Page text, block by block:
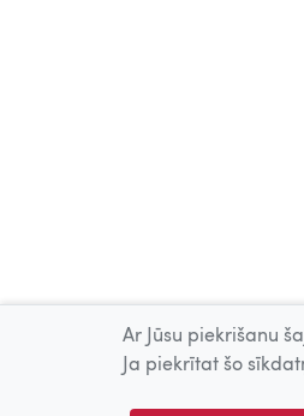
Ar Jūsu piekrišanu
Ja piekrītat šo